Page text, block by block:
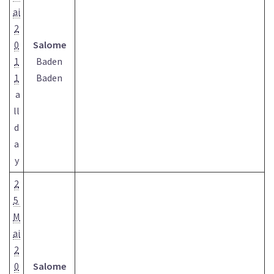
ai
2
0
1
1
a
ll
d
a
y
Salome
Baden
Baden
2
5
M
ai
2
0
Salome